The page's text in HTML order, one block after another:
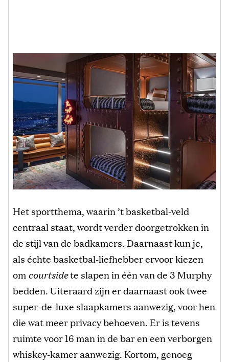
Het sportthema, waarin ’t basketbal-veld
centraal staat, wordt verder doorgetrokken in
de stijl van de badkamers. Daarnaast kun je,
als échte basketbal-liefhebber ervoor kiezen
om courtsidete slapen in één van de 3 Murphy
bedden. Uiteraard zijn er daarnaast ook twee
super-de-luxe slaapkamers aanwezig, voor hen
die wat meer privacy behoeven. Er is tevens
ruimte voor 16 man in de bar en een verborgen
whiskey-kamer aanwezig. Kortom, genoeg